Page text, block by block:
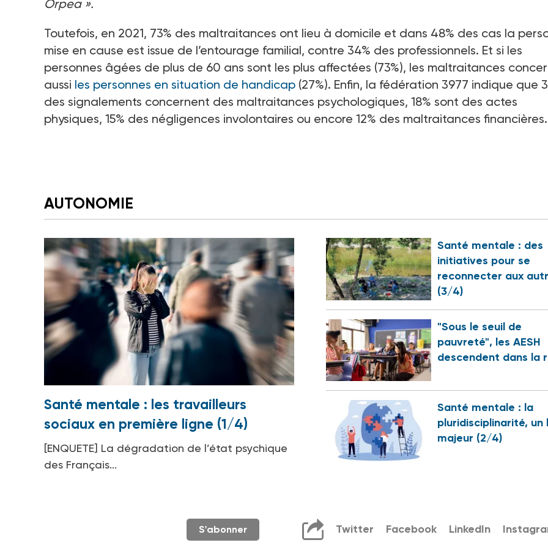
Orpea ».
Toutefois, en 2021, 73% des maltraitances ont lieu à domicile et dans 48% des cas la
mise en cause est issue de l’entourage familial, contre 34% des professionnels. Et si les
personnes âgées de plus de 60 ans sont les plus affectées (73%), les maltraitances
aussi les personnes en situation de handicap (27%). Enfin, la fédération 3977 indique que
des signalements concernent des maltraitances psychologiques, 18% sont des actes
physiques, 15% des négligences involontaires ou encore 12% des maltraitances financières.
AUTONOMIE
Santé mentale : les travailleurs
sociaux en première ligne (1/4)
[ENQUETE] La dégradation de l’état psychique
des Français...
Santé mentale : des
initiatives pour se
reconnecter aux
(3/4)
"Sous le seuil de
pauvreté", les AESH
descendent dans la
Santé mentale : la
pluridisciplinarité, un
majeur (2/4)
S'abonner Twitter Facebook LinkedIn